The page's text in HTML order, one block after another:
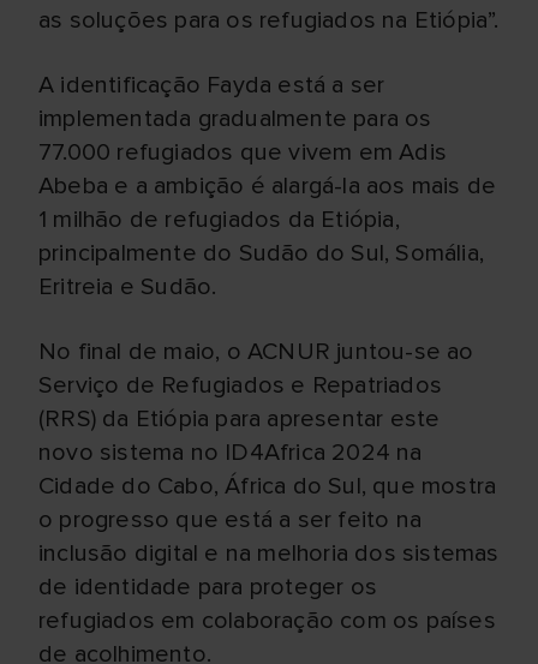
as soluções para os refugiados na Etiópia”.
A identificação Fayda está a ser
implementada gradualmente para os
77.000 refugiados que vivem em Adis
Abeba e a ambição é alargá-la aos mais de
1 milhão de refugiados da Etiópia,
principalmente do Sudão do Sul, Somália,
Eritreia e Sudão.
No final de maio, o ACNUR juntou-se ao
Serviço de Refugiados e Repatriados
(RRS) da Etiópia para apresentar este
novo sistema no ID4Africa 2024 na
Cidade do Cabo, África do Sul, que mostra
o progresso que está a ser feito na
inclusão digital e na melhoria dos sistemas
de identidade para proteger os
refugiados em colaboração com os países
de acolhimento.